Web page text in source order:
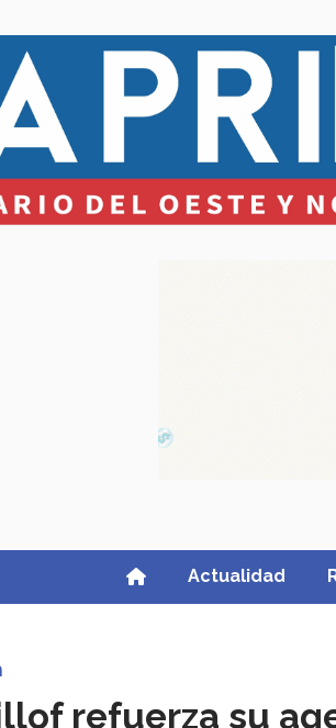
Actualidad
refuerza su